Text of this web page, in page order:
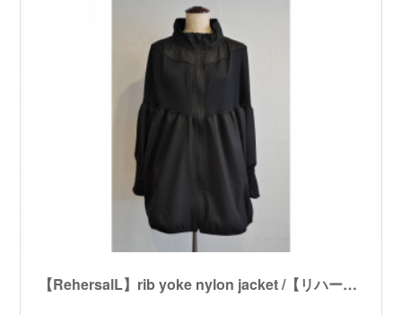
【RehersalL】rib yoke nylon jacket /【リハーズオール】リブヨークナイロンジャケット